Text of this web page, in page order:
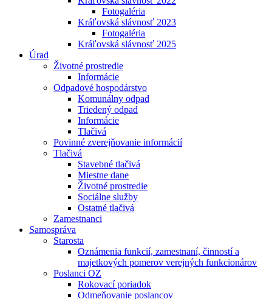
Fotogaléria
Kráľovská slávnosť 2023
Fotogaléria
Kráľovská slávnosť 2025
Úrad
Životné prostredie
Informácie
Odpadové hospodárstvo
Komunálny odpad
Triedený odpad
Informácie
Tlačivá
Povinné zverejňovanie informácií
Tlačivá
Stavebné tlačivá
Miestne dane
Životné prostredie
Sociálne služby
Ostatné tlačivá
Zamestnanci
Samospráva
Starosta
Oznámenia funkcií, zamestnaní, činností a
majetkových pomerov verejných funkcionárov
Poslanci OZ
Rokovací poriadok
Odmeňovanie poslancov